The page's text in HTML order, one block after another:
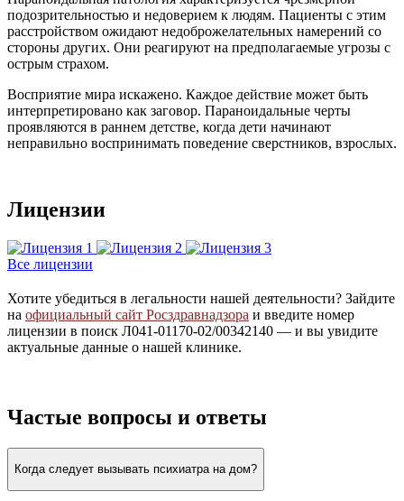
подозрительностью и недоверием к людям. Пациенты с этим
расстройством ожидают недоброжелательных намерений со
стороны других. Они реагируют на предполагаемые угрозы с
острым страхом.
Восприятие мира искажено. Каждое действие может быть
интерпретировано как заговор. Параноидальные черты
проявляются в раннем детстве, когда дети начинают
неправильно воспринимать поведение сверстников, взрослых.
Лицензии
Все лицензии
Хотите убедиться в легальности нашей деятельности? Зайдите
на официальный сайт Росздравнадзора и введите номер
лицензии в поиск Л041-01170-02/00342140 — и вы увидите
актуальные данные о нашей клинике.
Частые вопросы и ответы
Когда следует вызывать психиатра на дом?